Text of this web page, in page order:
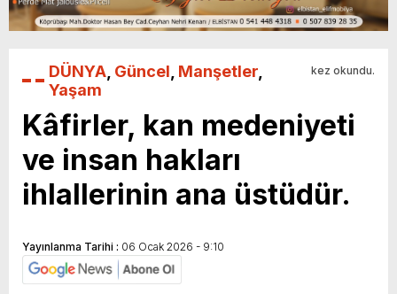
DÜNYA Güncel Manşetler
Yaşam
kez okundu.
Kâfirler, kan medeniyeti
ve insan hakları
ihlallerinin ana üstüdür.
Yayınlanma Tarihi : 06 Ocak 2026 - 9:10